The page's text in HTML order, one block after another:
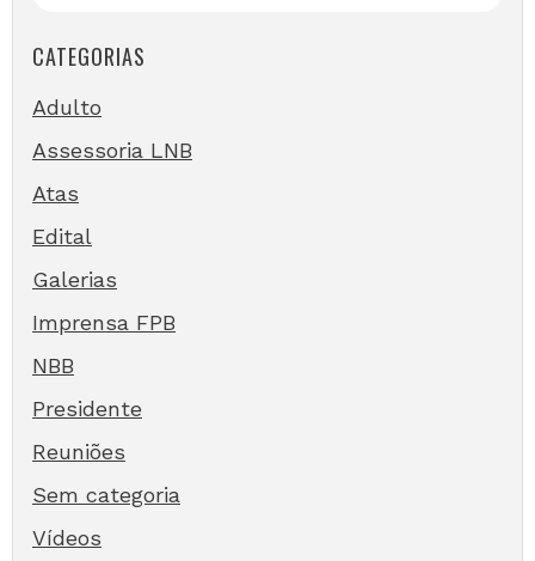
CATEGORIAS
Adulto
Assessoria LNB
Atas
Edital
Galerias
Imprensa FPB
NBB
Presidente
Reuniões
Sem categoria
Vídeos